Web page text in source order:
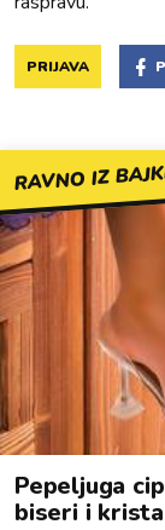
PRIJAVA
RAVNO IZ
Pepeljuga
biseri i